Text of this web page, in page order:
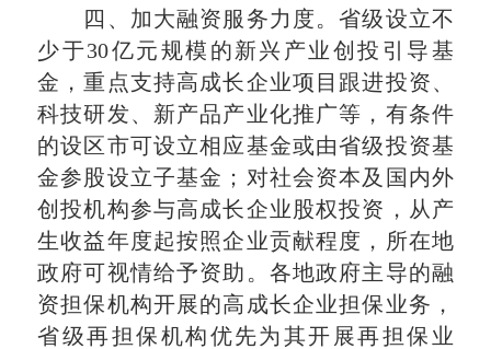
四、加大融资服务力度。省级设立不
少于30亿元规模的新兴产业创投引导基
金，重点支持高成长企业项目跟进投资、
科技研发、新产品产业化推广等，有条件
的设区市可设立相应基金或由省级投资基
金参股设立子基金；对社会资本及国内外
创投机构参与高成长企业股权投资，从产
生收益年度起按照企业贡献程度，所在地
政府可视情给予资助。各地政府主导的融
资担保机构开展的高成长企业担保业务，
省级再担保机构优先为其开展再担保业